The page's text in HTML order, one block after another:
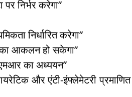
निर्भर करेगा”
निर्धारित करेगा”
का आकलन हो सकेगा”
का अध्ययन”
और एंटी-इंफ्लेमेटरी